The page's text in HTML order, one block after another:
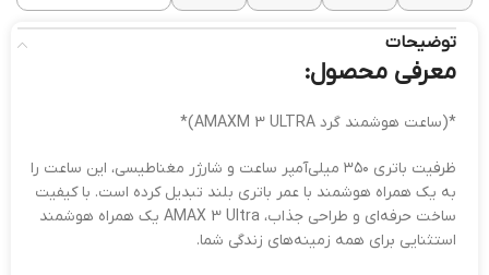
توضیحات
معرفی محصول:
*(ساعت هوشمند گرد AMAXM 3 ULTRA)*
ظرفیت باتری ۳۵۰ میلی‌آمپر ساعت و شارژر مغناطیسی، این ساعت را
به یک همراه هوشمند با عمر باتری بلند تبدیل کرده است. با کیفیت
ساخت حرفه‌ای و طراحی جذاب، AMAX 3 Ultra یک همراه هوشمند
استثنایی برای همه زمینه‌های زندگی شما.